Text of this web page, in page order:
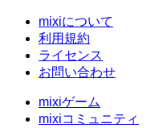
mixiについて
利用規約
ライセンス
お問い合わせ
mixiゲーム
mixiコミュニティ